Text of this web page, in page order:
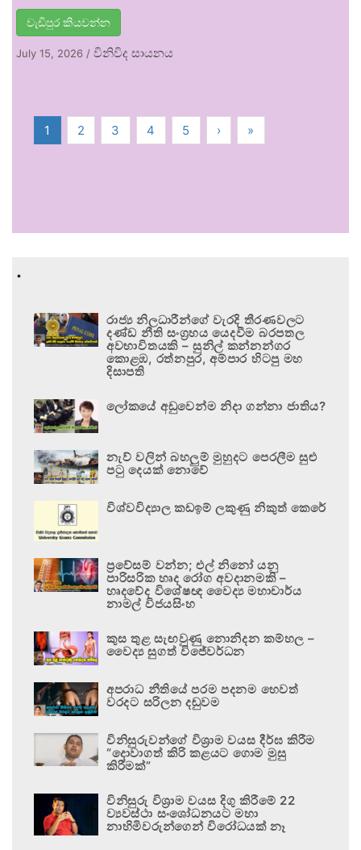
වැඩිපුර කියවන්න
July 15, 2026 / විනිවිද සායනය
1 2 3 4 5 › »
.
රාජ්‍ය නිලධාරීන්ගේ වැරදි තීරණවලට
දණ්ඩ නීති සංග්‍රහය යෙදවීම බරපතල
අවභාවිතයකි – සුනිල් කන්නන්ගර
කොළඹ, රත්නපුර, අම්පාර හිටපු මහ
දිසාපති
ලෝකයේ අඩුවෙන්ම නිදා ගන්නා ජාතිය?
නැව් වලින් බහලුම් මුහුදට පෙරලීම සුළු
පටු දෙයක් නොවේ
විශ්වවිද්‍යාල කඩඉම් ලකුණු නිකුත් කෙරේ
ප්‍රවේසම් වන්න; එල් නිනෝ යනු
පාරිසරික හෘද රෝග අවදානමකි –
හෘදවේද විශේෂඥ වෛද්‍ය මහාචාර්ය
නාමල් විජයසිංහ
කුස තුළ සැඟවුණු නොනිදන කම්හල –
වෛද්‍ය සුගත් විජේවර්ධන
අපරාධ නීතියේ පරම පදනම හෙවත්
වරදට සරිලන දඬුවම
විනිසුරුවන්ගේ විශ්‍රාම වයස දීර්ඝ කිරීම
“දොවාගත් කිරි කළයට ගොම මුසු
කිරීමක්”
විනිසුරු විශ්‍රාම වයස දිගු කිරීමේ 22
ව්‍යවස්ථා සංශෝධනයට මහා
නාහිමිවරුන්ගෙන් විරෝධයක් නෑ